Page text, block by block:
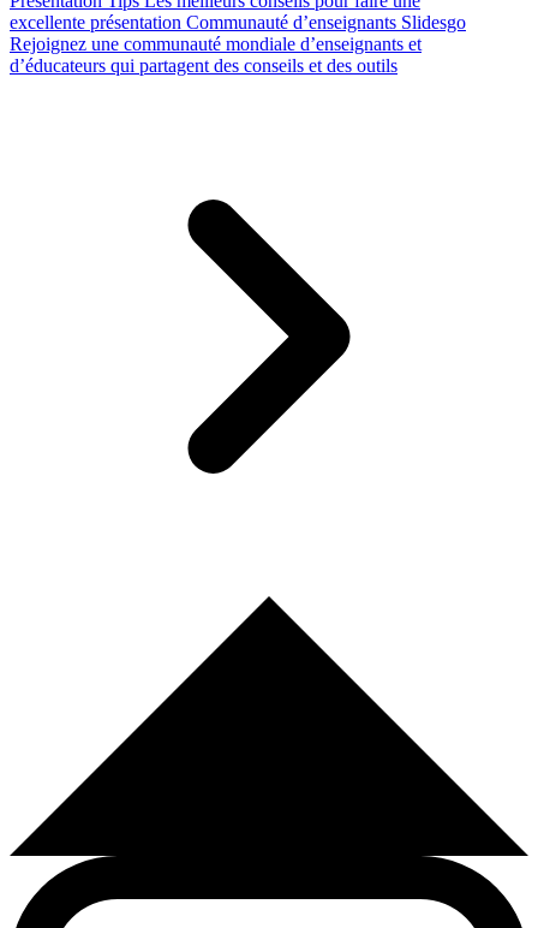
excellente présentation Communauté d’enseignants Slidesgo
Rejoignez une communauté mondiale d’enseignants et
d’éducateurs qui partagent des conseils et des outils